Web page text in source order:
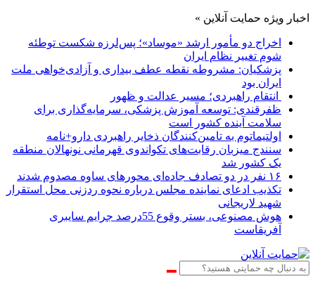
اخبار ویژه حمایت آنلاین »
اخراج دو مأمور ارشد «موساد»؛ پس‌لرزه شکست توطئه
شوم تغییر نظام ایران
پزشکیان: مشروطه نقطه عطف بیداری و آزادی‌خواهی ملت
ایران بود
انتقام راهبردی؛ مسیر عدالت و ظهور
ظفرقندی: توسعه آموزش پزشکی، سرمایه‌گذاری برای
سلامت آینده کشور است
اولتیماتوم به تامین‌کنندگان ذخایر راهبردی دارو+نامه
سنندج میزبان رقابت‌های تکواندوی قهرمانی نونهالان منطقه
یک کشور شد
۱۶ نفر در دو تصادف جاده‌ای محورهای ساوه مصدوم شدند
تکذیب ادعای نماینده مجلس درباره نحوه ردزنی محل استقرار
شهید لاریجانی
هوش مصنوعی، بستر وقوع 55درصد جرایم سایبری
آفریقاست